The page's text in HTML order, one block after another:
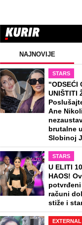
NAJNOVIJE
STARS
"ODSEĆI
UNIŠTITI
Ane
brutalne
Slobinoj
STARS
U ELITI
HAOS!
računi
stiže i